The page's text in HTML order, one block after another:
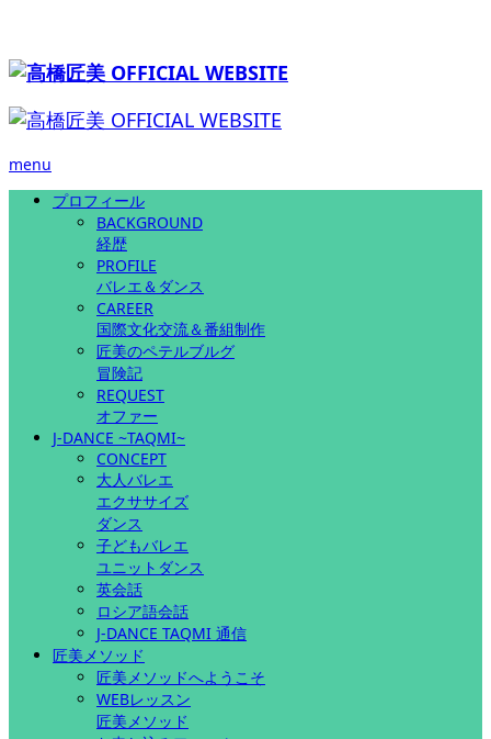
menu
プロフィール
BACKGROUND
経歴
PROFILE
バレエ＆ダンス
CAREER
国際文化交流＆番組制作
匠美のペテルブルグ
冒険記
REQUEST
オファー
J-DANCE ~TAQMI~
CONCEPT
大人バレエ
エクササイズ
ダンス
子どもバレエ
ユニットダンス
英会話
ロシア語会話
J-DANCE TAQMI 通信
匠美メソッド
匠美メソッドへようこそ
WEBレッスン
匠美メソッド